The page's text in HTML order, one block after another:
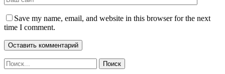
Save my name, email, and website in this browser for the next
time I comment.